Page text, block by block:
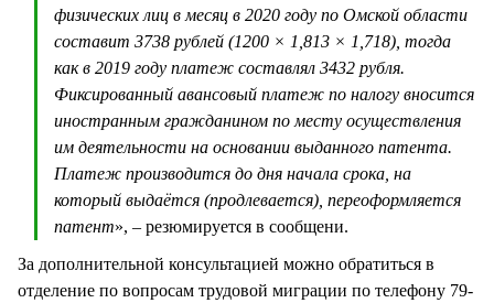
физических лиц в месяц в 2020 году по Омской области
составит 3738 рублей (1200 × 1,813 × 1,718), тогда
как в 2019 году платеж составлял 3432 рубля.
Фиксированный авансовый платеж по налогу вносится
иностранным гражданином по месту осуществления
им деятельности на основании выданного патента.
Платеж производится до дня начала срока, на
который выдаётся (продлевается), переоформляется
патент», – резюмируется в сообщени.
За дополнительной консультацией можно обратиться в
отделение по вопросам трудовой миграции по телефону 79-